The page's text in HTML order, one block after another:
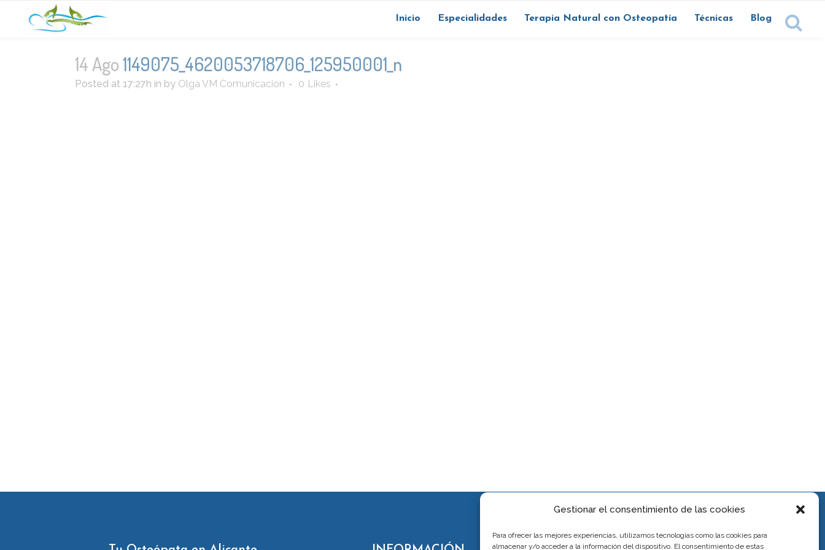
Gestionar el consentimiento de las cookies
Para ofrecer las mejores experiencias, utilizamos tecnologías como las cookies para
almacenar y/o acceder a la información del dispositivo. El consentimiento de estas
Inicio Especialidades Terapia Natural con Osteopatía Técnicas Blog
14 Ago1149075_4620053718706_125950001_n
Posted at 17:27h in by Olga VM Comunicacion 0 Likes